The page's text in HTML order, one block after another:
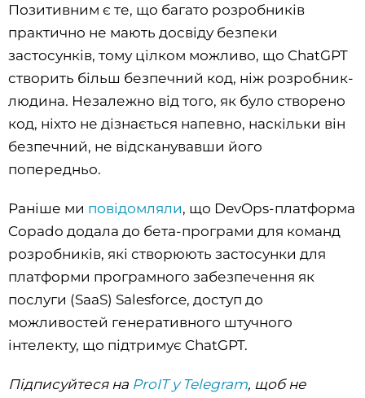
Позитивним є те, що багато розробників
практично не мають досвіду безпеки
застосунків, тому цілком можливо, що ChatGPT
створить більш безпечний код, ніж розробник-
людина. Незалежно від того, як було створено
код, ніхто не дізнається напевно, наскільки він
безпечний, не відсканувавши його
попередньо.
Раніше ми повідомляли, що DevOps-платформа
Copado додала до бета-програми для команд
розробників, які створюють застосунки для
платформи програмного забезпечення як
послуги (SaaS) Salesforce, доступ до
можливостей генеративного штучного
інтелекту, що підтримує ChatGPT.
Підписуйтеся на ProIT у Telegram, щоб не